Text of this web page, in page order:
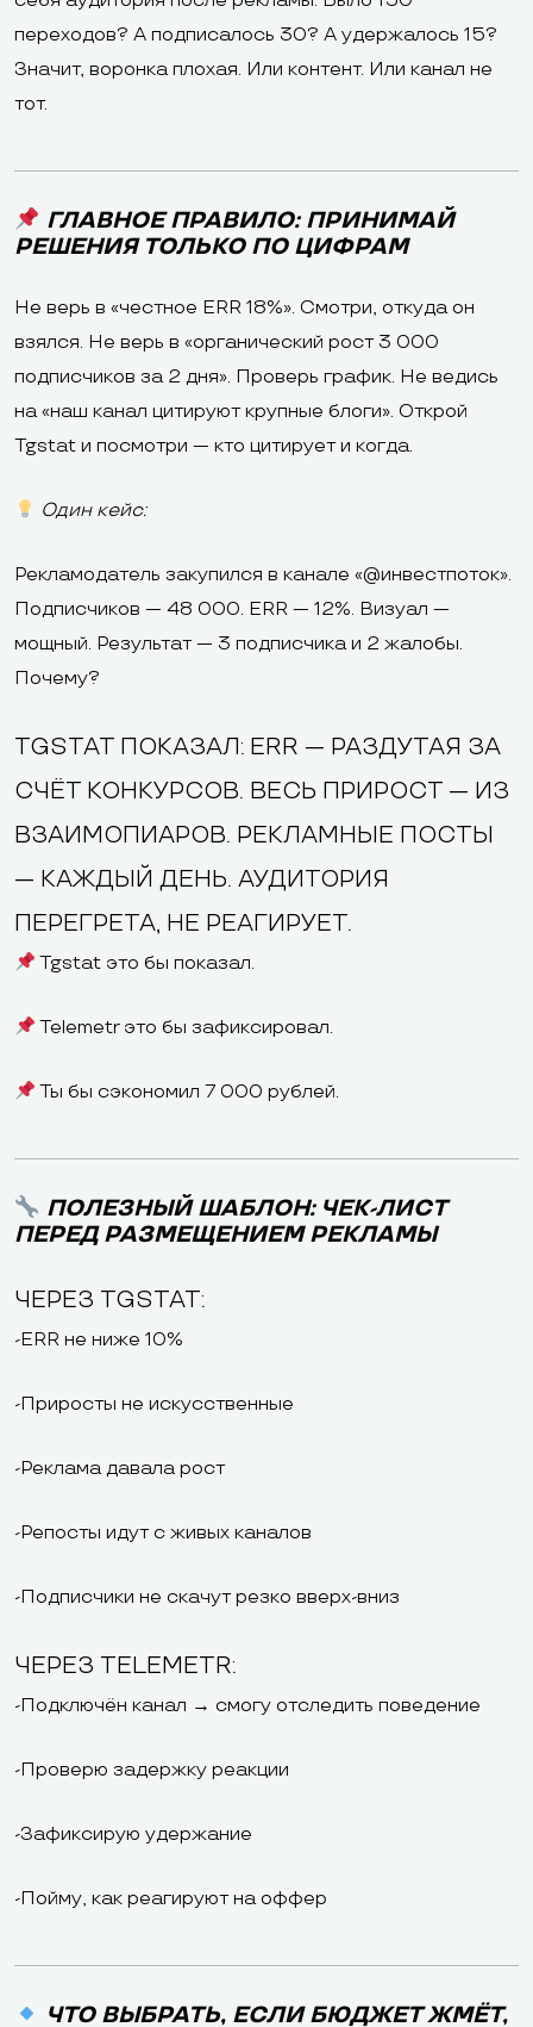
переходов? А подписалось 30? А удержалось 15?
Значит, воронка плохая. Или контент. Или канал не
тот.
ГЛАВНОЕ ПРАВИЛО: ПРИНИМАЙ
РЕШЕНИЯ ТОЛЬКО ПО ЦИФРАМ
Не верь в «честное ERR 18%». Смотри, откуда он
взялся. Не верь в «органический рост 3 000
подписчиков за 2 дня». Проверь график. Не ведись
на «наш канал цитируют крупные блоги». Открой
Tgstat и посмотри — кто цитирует и когда.
Один кейс:
Рекламодатель закупился в канале «@инвестпоток».
Подписчиков — 48 000. ERR — 12%. Визуал —
мощный. Результат — 3 подписчика и 2 жалобы.
Почему?
TGSTAT ПОКАЗАЛ: ERR — РАЗДУТАЯ ЗА
СЧЁТ КОНКУРСОВ. ВЕСЬ ПРИРОСТ — ИЗ
ВЗАИМОПИАРОВ. РЕКЛАМНЫЕ ПОСТЫ
— КАЖДЫЙ ДЕНЬ. АУДИТОРИЯ
ПЕРЕГРЕТА, НЕ РЕАГИРУЕТ.
Tgstat это бы показал.
Telemetr это бы зафиксировал.
Ты бы сэкономил 7 000 рублей.
ПОЛЕЗНЫЙ ШАБЛОН: ЧЕК-ЛИСТ
ПЕРЕД РАЗМЕЩЕНИЕМ РЕКЛАМЫ
ЧЕРЕЗ TGSTAT:
-ERR не ниже 10%
-Приросты не искусственные
-Реклама давала рост
-Репосты идут с живых каналов
-Подписчики не скачут резко вверх-вниз
ЧЕРЕЗ TELEMETR:
-Подключён канал → смогу отследить поведение
-Проверю задержку реакции
-Зафиксирую удержание
-Пойму, как реагируют на оффер
ЧТО ВЫБРАТЬ, ЕСЛИ БЮДЖЕТ ЖМЁТ,